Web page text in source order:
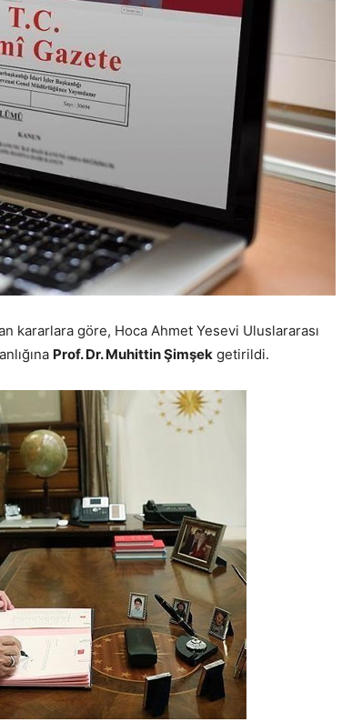
kararlara göre, Hoca Ahmet Yesevi Uluslararası
Prof. Dr. Muhittin Şimşek getirildi.